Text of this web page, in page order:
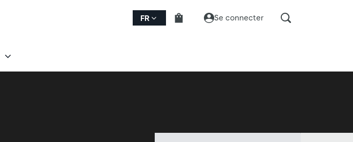
FR Se connecter